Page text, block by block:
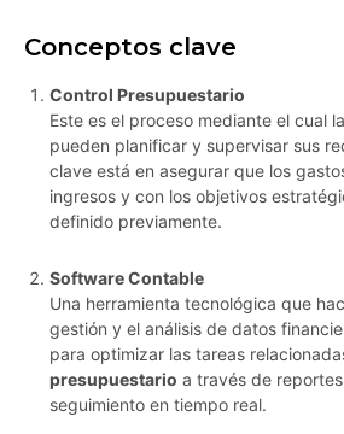
Conceptos clave
Control Presupuestario
Este es el proceso mediante el cual
pueden planificar y supervisar sus
clave está en asegurar que los
ingresos y con los objetivos
definido previamente.
Software Contable
Una herramienta tecnológica que
gestión y el análisis de datos
para optimizar las tareas
presupuestario a través de
seguimiento en tiempo real.